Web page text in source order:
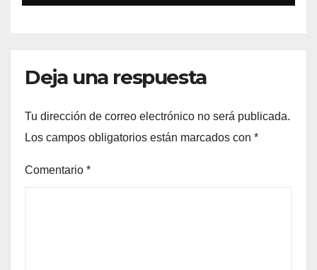
Deja una respuesta
Tu dirección de correo electrónico no será publicada.
Los campos obligatorios están marcados con *
Comentario *